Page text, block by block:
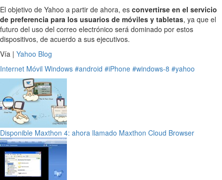
El objetivo de Yahoo a partir de ahora, es convertirse en el servicio
de preferencia para los usuarios de móviles y tabletas, ya que el
futuro del uso del correo electrónico será dominado por estos
dispositivos, de acuerdo a sus ejecutivos.
Vía | Yahoo Blog
Internet Móvil Windows #android #iPhone #windows-8 #yahoo
Disponible Maxthon 4: ahora llamado Maxthon Cloud Browser